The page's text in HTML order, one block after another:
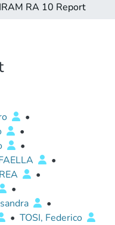
RA 10 Report
•
•
•
•
•
•
•
• TOSI, Federico